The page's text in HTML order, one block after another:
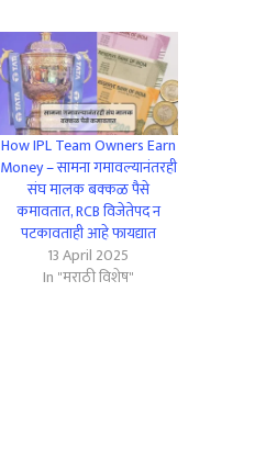
How IPL Team Owners Earn
Money – सामना गमावल्यानंतरही
संघ मालक बक्कळ पैसे
कमावतात, RCB विजेतेपद न
पटकावताही आहे फायद्यात
13 April 2025
In "मराठी विशेष"